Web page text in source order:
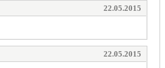
22.05.2015
22.05.2015